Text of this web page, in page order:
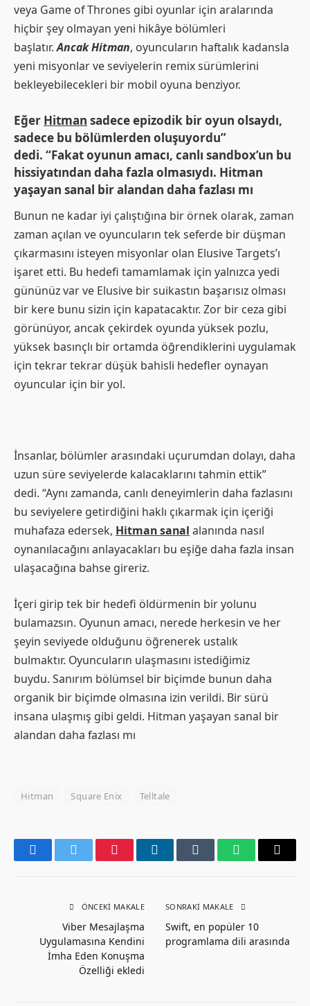
veya Game of Thrones gibi oyunlar için aralarında
hiçbir şey olmayan yeni hikâye bölümleri
başlatır.Ancak Hitman, oyuncuların haftalık kadansla
yeni misyonlar ve seviyelerin remix sürümlerini
bekleyebilecekleri bir mobil oyuna benziyor.
Eğer Hitman sadece epizodik bir oyun olsaydı,
sadece bu bölümlerden oluşuyordu”
dedi. “Fakat oyunun amacı, canlı sandbox’un bu
hissiyatından daha fazla olmasıydı. Hitman
yaşayan sanal bir alandan daha fazlası mı
Bunun ne kadar iyi çalıştığına bir örnek olarak, zaman
zaman açılan ve oyuncuların tek seferde bir düşman
çıkarmasını isteyen misyonlar olan Elusive Targets’ı
işaret etti. Bu hedefi tamamlamak için yalnızca yedi
gününüz var ve Elusive bir suikastın başarısız olması
bir kere bunu sizin için kapatacaktır. Zor bir ceza gibi
görünüyor, ancak çekirdek oyunda yüksek pozlu,
yüksek basınçlı bir ortamda öğrendiklerini uygulamak
için tekrar tekrar düşük bahisli hedefler oynayan
oyuncular için bir yol.
İnsanlar, bölümler arasındaki uçurumdan dolayı, daha
uzun süre seviyelerde kalacaklarını tahmin ettik”
dedi. “Aynı zamanda, canlı deneyimlerin daha fazlasını
bu seviyelere getirdiğini haklı çıkarmak için içeriği
muhafaza edersek, Hitman sanal alanında nasıl
oynanılacağını anlayacakları bu eşiğe daha fazla insan
ulaşacağına bahse gireriz.
İçeri girip tek bir hedefi öldürmenin bir yolunu
bulamazsın. Oyunun amacı, nerede herkesin ve her
şeyin seviyede olduğunu öğrenerek ustalık
bulmaktır. Oyuncuların ulaşmasını istediğimiz
buydu. Sanırım bölümsel bir biçimde bunun daha
organik bir biçimde olmasına izin verildi. Bir sürü
insana ulaşmış gibi geldi. Hitman yaşayan sanal bir
alandan daha fazlası mı
Hitman Square Enix Telltale
FacebookTwitter PinterestLinkedInTumblr WhatsAppEmail
ÖNCEKI MAKALE
Viber Mesajlaşma
Uygulamasına Kendini
İmha Eden Konuşma
Özelliği ekledi
SONRAKI MAKALE
Swift, en popüler 10
programlama dili arasında